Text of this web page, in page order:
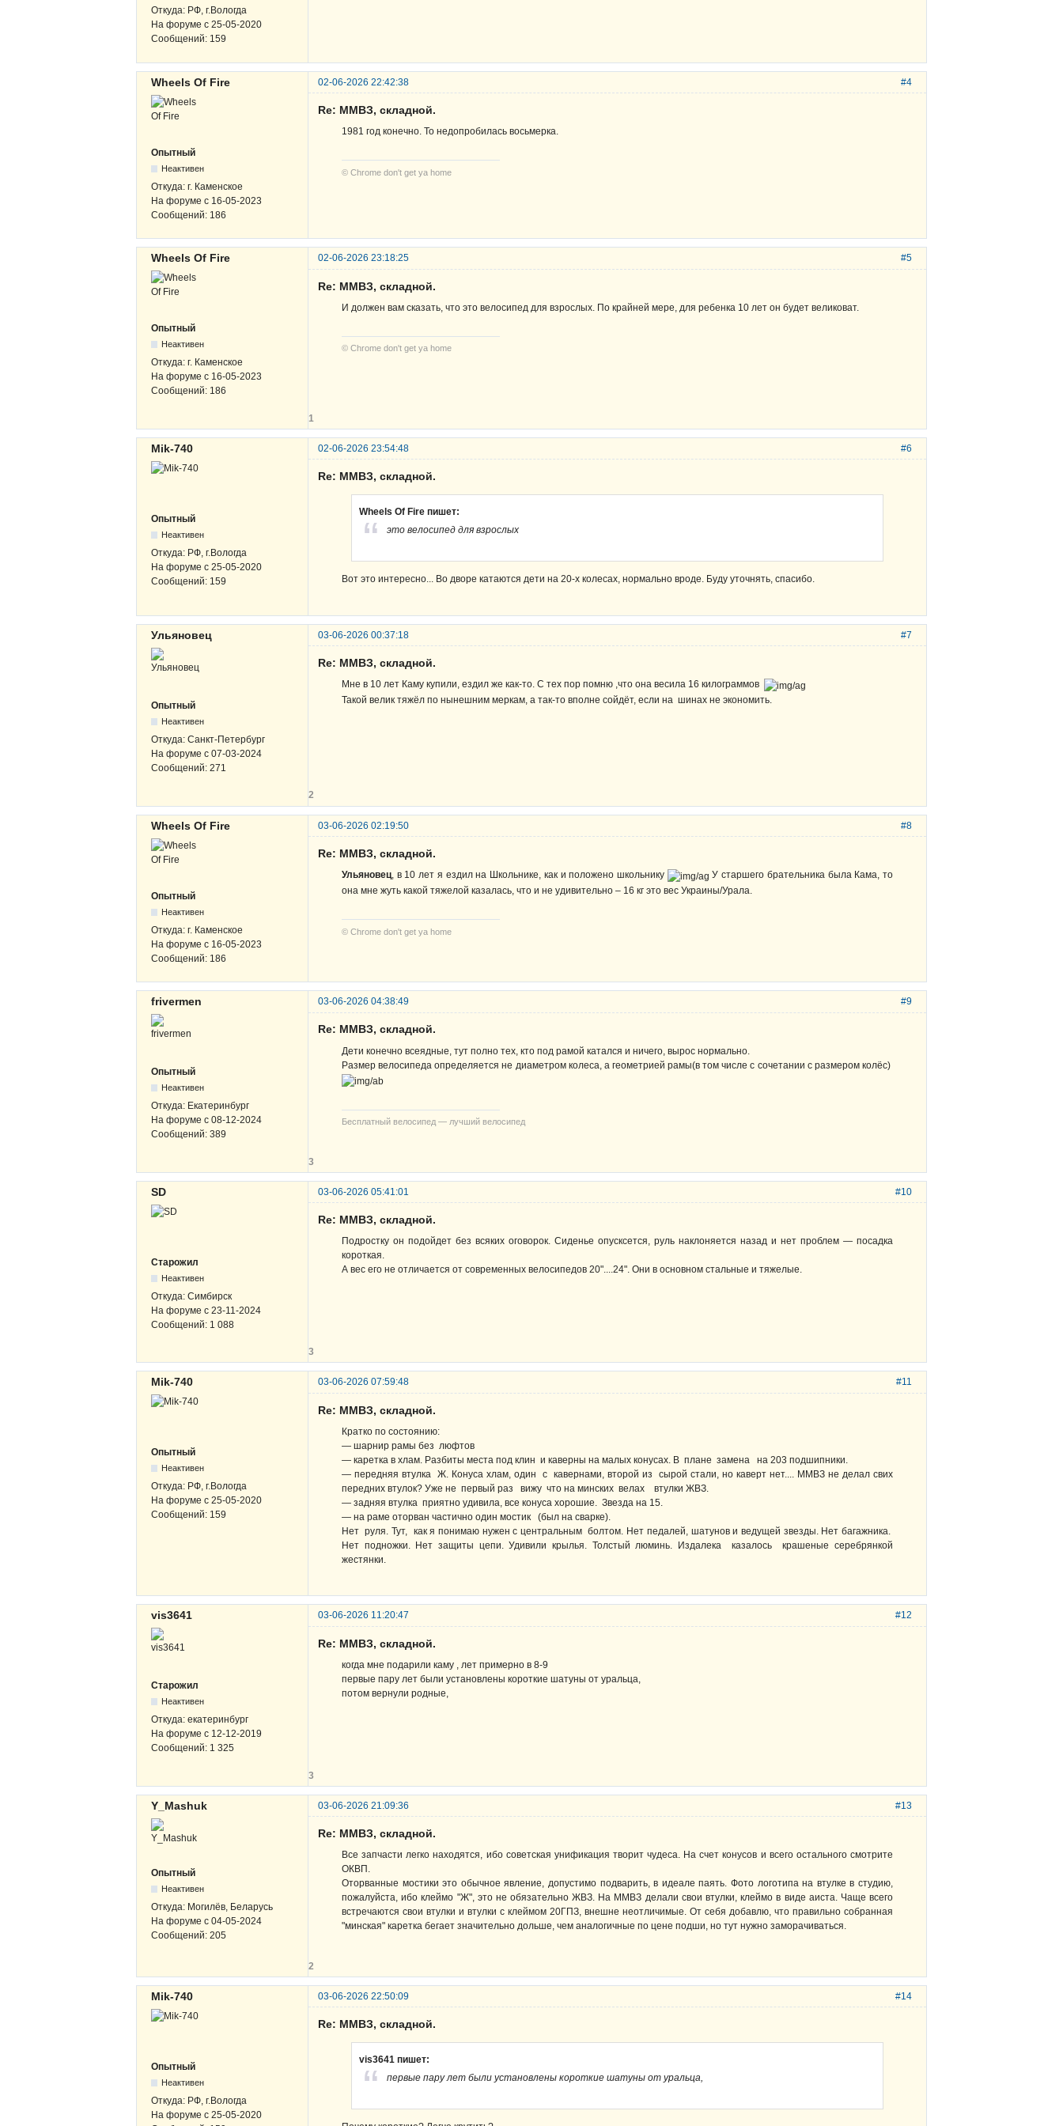
Откуда: РФ, г.Вологда
На форуме с 25-05-2020
Сообщений: 159
#4
Wheels Of Fire 02-06-2026 22:42:38
Опытный
Неактивен
Откуда: г. Каменское
На форуме с 16-05-2023
Сообщений: 186
Re: ММВЗ, складной.
1981 год конечно. То недопробилась восьмерка.
© Chrome don't get ya home
#5
Wheels Of Fire 02-06-2026 23:18:25
Опытный
Неактивен
Откуда: г. Каменское
На форуме с 16-05-2023
Сообщений: 186
Re: ММВЗ, складной.
И должен вам сказать, что это велосипед для взрослых. По крайней мере, для ребенка 10 лет он будет великоват.
© Chrome don't get ya home
1
#6
Mik-740 02-06-2026 23:54:48
Опытный
Неактивен
Откуда: РФ, г.Вологда
На форуме с 25-05-2020
Сообщений: 159
Re: ММВЗ, складной.
Wheels Of Fire пишет:
это велосипед для взрослых
Вот это интересно... Во дворе катаются дети на 20-х колесах, нормально вроде. Буду уточнять, спасибо.
#7
Ульяновец 03-06-2026 00:37:18
Опытный
Неактивен
Откуда: Санкт-Петербург
На форуме с 07-03-2024
Сообщений: 271
Re: ММВЗ, складной.
Мне в 10 лет Каму купили, ездил же как-то. С тех пор помню ,что она весила 16 килограммов
Такой велик тяжёл по нынешним меркам, а так-то вполне сойдёт, если на шинах не экономить.
2
#8
Wheels Of Fire 03-06-2026 02:19:50
Опытный
Неактивен
Откуда: г. Каменское
На форуме с 16-05-2023
Сообщений: 186
Re: ММВЗ, складной.
Ульяновец, в 10 лет я ездил на Школьнике, как и положено школьнику
У старшего брательника была Кама, то
она мне жуть какой тяжелой казалась, что и не удивительно – 16 кг это вес Украины/Урала.
© Chrome don't get ya home
#9
frivermen 03-06-2026 04:38:49
Опытный
Неактивен
Откуда: Екатеринбург
На форуме с 08-12-2024
Сообщений: 389
Re: ММВЗ, складной.
Дети конечно всеядные, тут полно тех, кто под рамой катался и ничего, вырос нормально.
Размер велосипеда определяется не диаметром колеса, а геометрией рамы(в том числе с сочетании с размером колёс)
Бесплатный велосипед — лучший велосипед
3
#10
SD 03-06-2026 05:41:01
Старожил
Неактивен
Откуда: Симбирск
На форуме с 23-11-2024
Сообщений: 1 088
Re: ММВЗ, складной.
Подростку он подойдет без всяких оговорок. Сиденье опусксется, руль наклоняется назад и нет проблем — посадка
короткая.
А вес его не отличается от современных велосипедов 20"....24". Они в основном стальные и тяжелые.
3
#11
Mik-740 03-06-2026 07:59:48
Опытный
Неактивен
Откуда: РФ, г.Вологда
На форуме с 25-05-2020
Сообщений: 159
Re: ММВЗ, складной.
Кратко по состоянию:
— шарнир рамы без люфтов
— каретка в хлам. Разбиты места под клин и каверны на малых конусах. В плане замена на 203 подшипники.
— передняя втулка Ж. Конуса хлам, один с кавернами, второй из сырой стали, но каверт нет.... ММВЗ не делал свих
передних втулок? Уже не первый раз вижу что на минских велах втулки ЖВЗ.
— задняя втулка приятно удивила, все конуса хорошие. Звезда на 15.
— на раме оторван частично один мостик (был на сварке).
Нет руля. Тут, как я понимаю нужен с центральным болтом. Нет педалей, шатунов и ведущей звезды. Нет багажника.
Нет подножки. Нет защиты цепи. Удивили крылья. Толстый люминь. Издалека казалось крашеные серебрянкой
жестянки.
#12
vis3641 03-06-2026 11:20:47
Старожил
Неактивен
Откуда: екатеринбург
На форуме с 12-12-2019
Сообщений: 1 325
Re: ММВЗ, складной.
когда мне подарили каму , лет примерно в 8-9
первые пару лет были установлены короткие шатуны от уральца,
потом вернули родные,
3
#13
Y_Mashuk 03-06-2026 21:09:36
Опытный
Неактивен
Откуда: Могилёв, Беларусь
На форуме с 04-05-2024
Сообщений: 205
Re: ММВЗ, складной.
Все запчасти легко находятся, ибо советская унификация творит чудеса. На счет конусов и всего остального смотрите
ОКВП.
Оторванные мостики это обычное явление, допустимо подварить, в идеале паять. Фото логотипа на втулке в студию,
пожалуйста, ибо клеймо "Ж", это не обязательно ЖВЗ. На ММВЗ делали свои втулки, клеймо в виде аиста. Чаще всего
встречаются свои втулки и втулки с клеймом 20ГПЗ, внешне неотличимые. От себя добавлю, что правильно собранная
"минская" каретка бегает значительно дольше, чем аналогичные по цене подши, но тут нужно заморачиваться.
2
#14
Mik-740 03-06-2026 22:50:09
Опытный
Неактивен
Откуда: РФ, г.Вологда
На форуме с 25-05-2020
Re: ММВЗ, складной.
vis3641 пишет:
первые пару лет были установлены короткие шатуны от уральца,